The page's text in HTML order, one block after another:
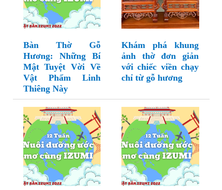
Bàn Thờ Gỗ
Hương: Những Bí
Mật Tuyệt Vời Về
Vật Phẩm Linh
Thiêng Này
Khám phá khung
ảnh thờ đơn giản
với chiếc viền chạy
chỉ từ gỗ hương